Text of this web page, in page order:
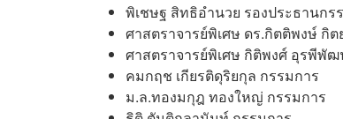
พิเชษฐ สิทธิอำนวย รองประธานก
ศาสตราจารย์พิเศษ ดร.กิตติพงษ์ กิ
ศาสตราจารย์พิเศษ กิติพงศ์ อุรพีพั
คมกฤช เกียรติดุริยกุล กรรมการ
ม.ล.ทองมกุฎ ทองใหญ่ กรรมการ